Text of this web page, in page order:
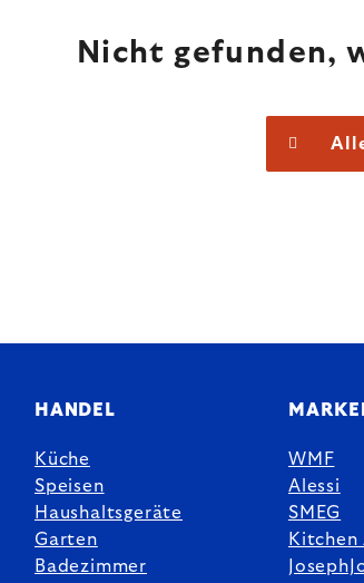
Nicht gefunden,
HANDEL
Küche
Speisen
Haushaltsgeräte
Garten
Badezimmer
WMF
Alessi
SMEG
Kitchen